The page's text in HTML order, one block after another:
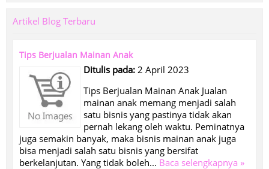
Artikel Blog Terbaru
Tips Berjualan Mainan Anak
Ditulis pada: 2 April 2023
Tips Berjualan Mainan Anak Jualan
mainan anak memang menjadi salah
satu bisnis yang pastinya tidak akan
pernah lekang oleh waktu. Peminatnya
juga semakin banyak, maka bisnis mainan anak juga
bisa menjadi salah satu bisnis yang bersifat
berkelanjutan. Yang tidak boleh... Baca selengkapnya »